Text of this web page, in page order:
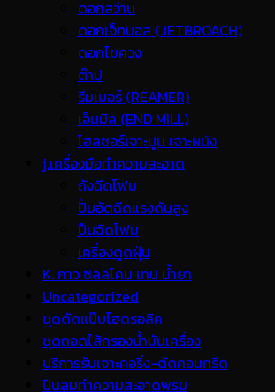
ดอกสว่าน
ดอกเจ็ทบอส (JETBROACH)
ดอกไขควง
ต๊าป
รีมเมอร์ (REAMER)
เอ็นมิล (END MILL)
โฮลซอร์เจาะปูน เจาะผนัง
j.เครื่องมือทำความสะอาด
ถังฉีดโฟม
ปั้มอัดฉีดแรงดันสูง
ปืนฉีดโฟม
เครื่องดูดฝุ่น
K. กาว ซิลลิโคน เทป น้ำยา
Uncategorized
ชุดดัดแป๊บไฮดรอลิค
ชุดถอดไส้กรองน้ำมันเครื่อง
บริการรับเจาะคอริ่ง-ตัดคอนกรีต
ปืนลมทำความสะอาดพรม